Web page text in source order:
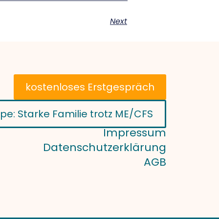
Next
kostenloses Erstgespräch
Starke Familie trotz ME/CFS
Impressum
Datenschutzerklärung
AGB